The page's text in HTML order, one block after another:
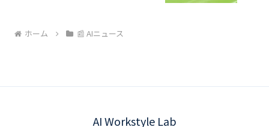
ホーム 📰 AIニュース
AI Workstyle Lab